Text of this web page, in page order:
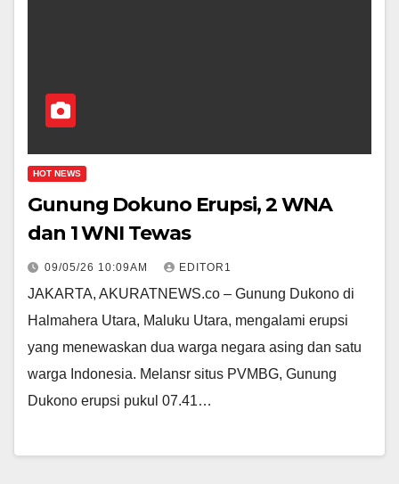
HOT NEWS
Gunung Dokuno Erupsi, 2 WNA
dan 1 WNI Tewas
09/05/26 10:09AM EDITOR1
JAKARTA, AKURATNEWS.co – Gunung Dukono di
Halmahera Utara, Maluku Utara, mengalami erupsi
yang menewaskan dua warga negara asing dan satu
warga Indonesia. Melansr situs PVMBG, Gunung
Dukono erupsi pukul 07.41…